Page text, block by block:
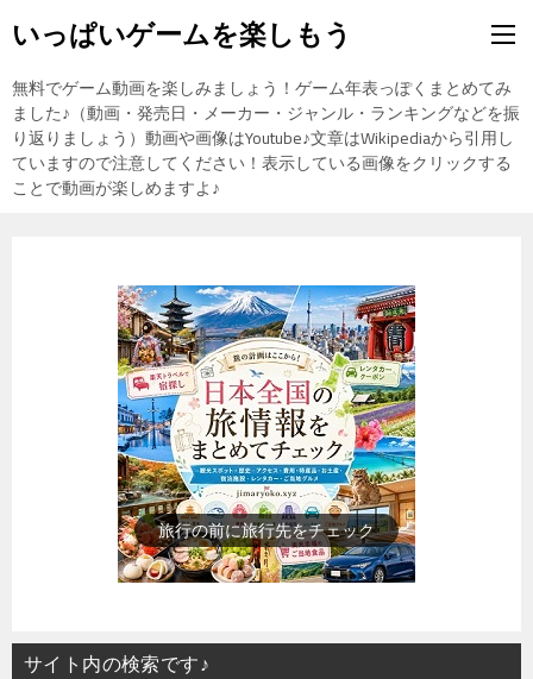
いっぱいゲームを楽しもう
無料でゲーム動画を楽しみましょう！ゲーム年表っぽくまとめてみ
ました♪（動画・発売日・メーカー・ジャンル・ランキングなどを振
り返りましょう）動画や画像はYoutube♪文章はWikipediaから引用し
ていますので注意してください！表示している画像をクリックする
ことで動画が楽しめますよ♪
歴史上の人物を動画で勉強
サイト内の検索です♪